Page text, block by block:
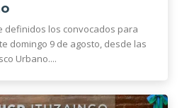
definidos los convocados para
domingo 9 de agosto, desde las
Urbano....